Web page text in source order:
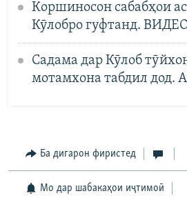
Коршиносон сабабҳои
Кӯлобро гуфтанд.
Садама дар Кӯлоб
мотамхона табдил дод.
Ба дигарон фиристед
Мо дар шабакаҳои иҷтимоӣ